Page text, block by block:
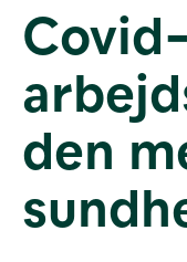
Værktøjer
og viden
Om Velliv
Foreningen
os
den